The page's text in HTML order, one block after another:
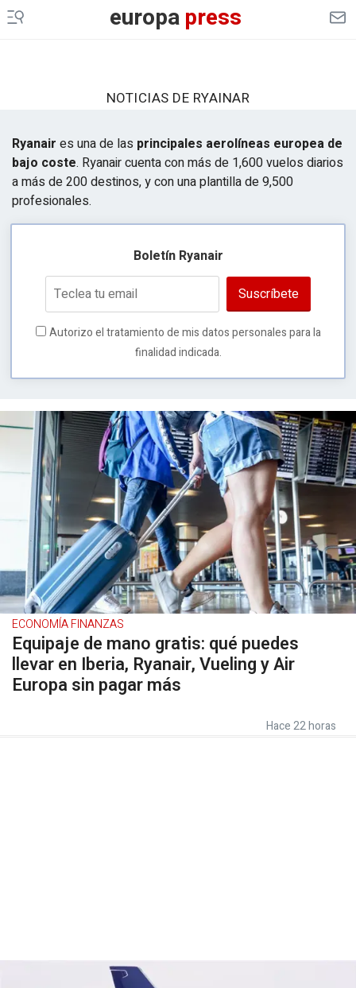
europapress
NOTICIAS DE RYAINAR
Ryanair es una de las principales aerolíneas europea de
bajo coste. Ryanair cuenta con más de 1,600 vuelos diarios
a más de 200 destinos, y con una plantilla de 9,500
profesionales.
Boletín Ryanair
Suscríbete
Autorizo el tratamiento de mis datos personales para la
finalidad indicada.
ECONOMÍA FINANZAS
Equipaje de mano gratis: qué puedes
llevar en Iberia, Ryanair, Vueling y Air
Europa sin pagar más
Hace 22 horas